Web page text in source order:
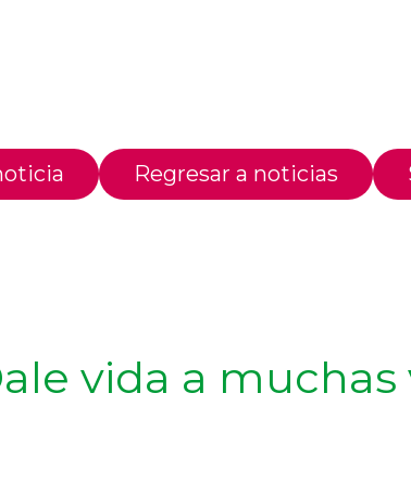
Regresar a noticias
vida a muchas